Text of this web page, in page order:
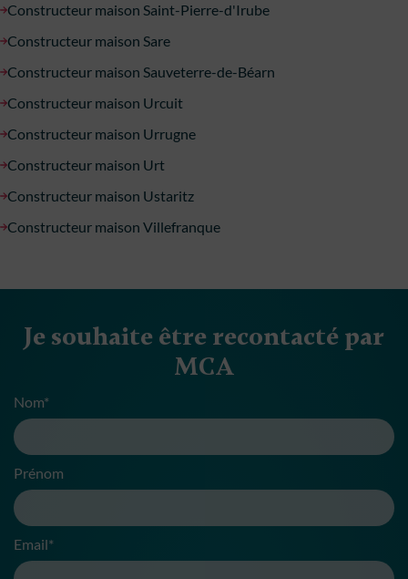
Constructeur maison Saint-Pierre-d'Irube
Constructeur maison Sare
Constructeur maison Sauveterre-de-Béarn
Constructeur maison Urcuit
Constructeur maison Urrugne
Constructeur maison Urt
Constructeur maison Ustaritz
Constructeur maison Villefranque
Je souhaite être recontacté par
MCA
Nom*
Prénom
Email*